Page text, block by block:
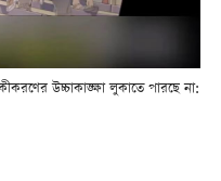
উচ্চাকাঙ্ক্ষা লুকাতে পারছে না: